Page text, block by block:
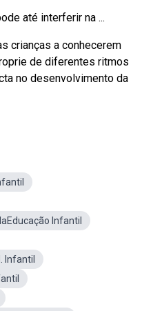
até interferir na ...
crianças a conhecerem
de diferentes ritmos
no desenvolvimento da
Infantil
Infantil